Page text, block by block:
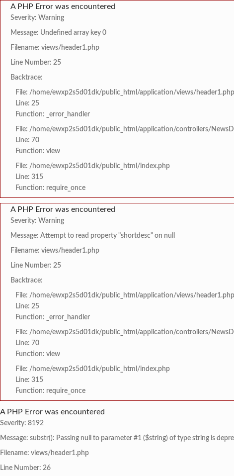
A PHP Error was encountered
Severity: Warning
Message: Undefined array key 0
Filename: views/header1.php
Line Number: 25
Backtrace:
File: /home/ewxp2s5d01dk/public_html/application/views/header1.php
Line: 25
Function: _error_handler
File: /home/ewxp2s5d01dk/public_html/application/controllers/
Line: 70
Function: view
File: /home/ewxp2s5d01dk/public_html/index.php
Line: 315
Function: require_once
A PHP Error was encountered
Severity: Warning
Message: Attempt to read property "shortdesc" on null
Filename: views/header1.php
Line Number: 25
Backtrace:
File: /home/ewxp2s5d01dk/public_html/application/views/header1.php
Line: 25
Function: _error_handler
File: /home/ewxp2s5d01dk/public_html/application/controllers/
Line: 70
Function: view
File: /home/ewxp2s5d01dk/public_html/index.php
Line: 315
Function: require_once
A PHP Error was encountered
Severity: 8192
Message: substr(): Passing null to parameter #1 ($string) of type string is
Filename: views/header1.php
Line Number: 26